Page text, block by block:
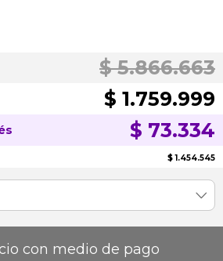
$ 5.866.663
$ 1.759.999
$ 73.334
$ 1.454.545
con medio de pago